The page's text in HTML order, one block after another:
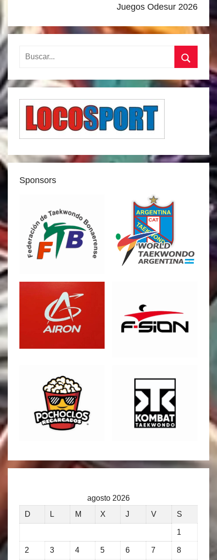
Juegos Odesur 2026
Buscar:
Buscar
Sponsors
agosto 2026
D
L M X J V S
1
2 3 4 5 6 7 8